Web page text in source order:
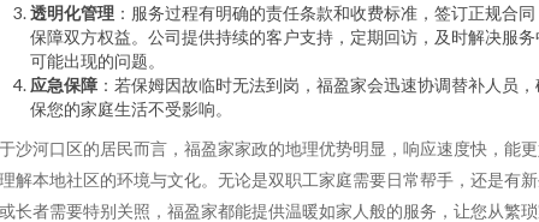
透明化管理 ：服务过程有明确的责任条款和收费标准，签订正规合同
保障双方权益。公司提供持续的客户支持，定期回访，及时解决服务
可能出现的问题。
应急保障 ：若保姆因故临时无法到岗，福盈家会迅速协调替补人员，
保您的家庭生活不受影响。
沙河口区的居民而言，福盈家家政的地理优势明显，响应速度快，能
解本地社区的环境与文化。无论是双职工家庭需要日常帮手，还是有
长者需要特别关照，福盈家都能提供温暖如家人般的服务，让您从繁